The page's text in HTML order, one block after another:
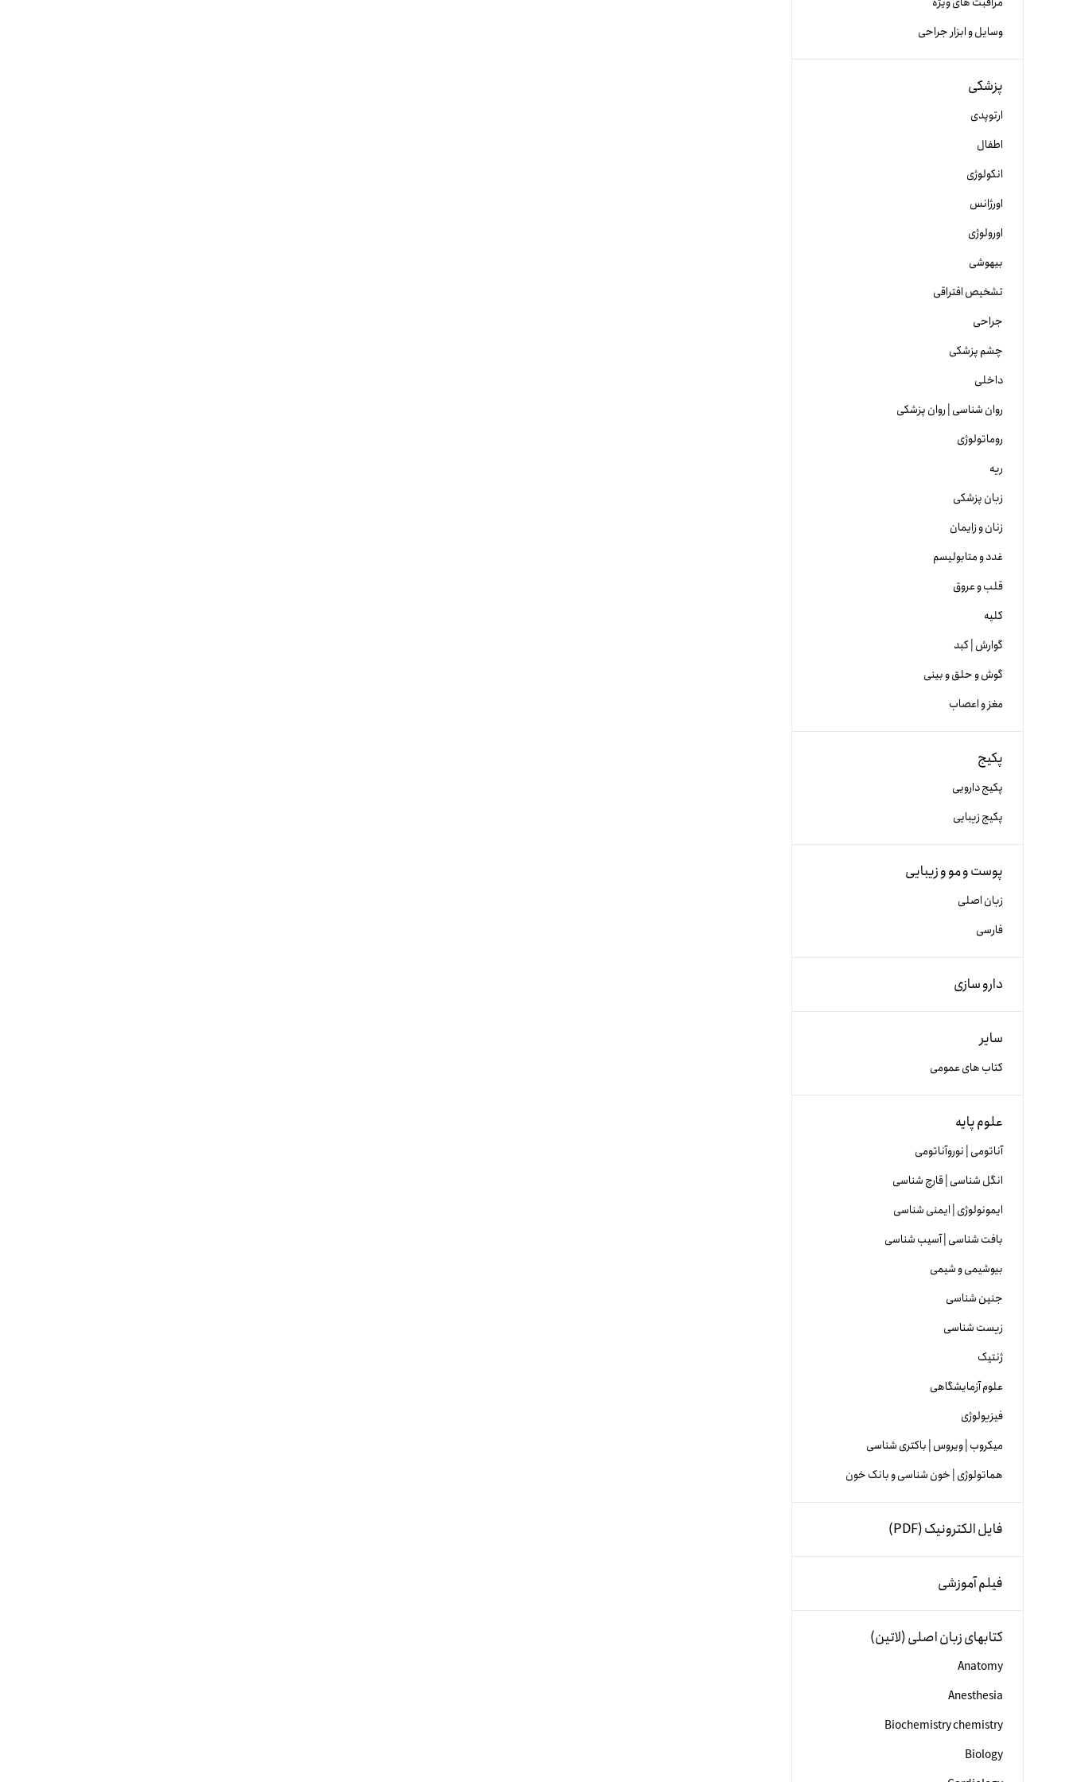
وسایل و ابزار جراحی
پزشکی
ارتوپدی
اطفال
انکولوژی
اورژانس
اورولوژی
بیهوشی
تشخیص افتراقی
جراحی
چشم پزشکی
داخلی
روان شناسی | روان پزشکی
روماتولوژی
ریه
زبان پزشکی
زنان و زایمان
غدد و متابولیسم
قلب و عروق
کلیه
گوارش | کبد
گوش و حلق و بینی
مغز و اعصاب
پکیج
پکیج دارویی
پکیج زیبایی
پوست و مو و زیبایی
زبان اصلی
فارسی
دارو سازی
سایر
کتاب های عمومی
علوم پایه
آناتومی | نوروآناتومی
انگل شناسی | قارچ شناسی
ایمونولوژی | ایمنی شناسی
بافت شناسی | آسیب شناسی
بیوشیمی و شیمی
جنین شناسی
زیست شناسی
ژنتیک
علوم آزمایشگاهی
فیزیولوژی
میکروب | ویروس | باکتری شناسی
هماتولوژی | خون شناسی و بانک خون
فایل الکترونیک (PDF)
فیلم آموزشی
کتابهای زبان اصلی (لاتین)
Anatomy
Anesthesia
Biochemistry chemistry
Biology